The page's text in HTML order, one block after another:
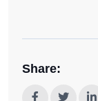
Share: